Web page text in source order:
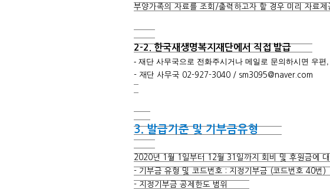
부양가족의 자료를 조회/출력하고자 할 경우 미리 자
2-2. 한국새생명복지재단에서 직접 발급
- 재단 사무국으로 전화주시거나 메일로 문의하시면
- 재단 사무국 02-927-3040 / sm3095@naver.com
3. 발급기준 및 기부금유형
2020년 1월 1일부터 12월 31일까지 회비 및 후원금
- 기부금 유형 및 코드번호 : 지정기부금 (코드번호
- 지정기부금 공제한도 범위